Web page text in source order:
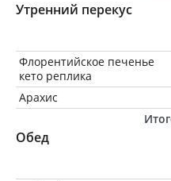
Утренний перекус
Флорентийское печенье
кето реплика
Арахис
Обед